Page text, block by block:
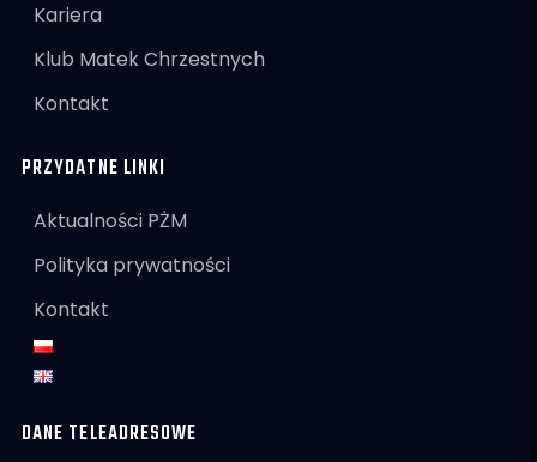
Kariera
Klub Matek Chrzestnych
Kontakt
PRZYDATNE LINKI
Aktualności PŻM
Polityka prywatności
Kontakt
DANE TELEADRESOWE